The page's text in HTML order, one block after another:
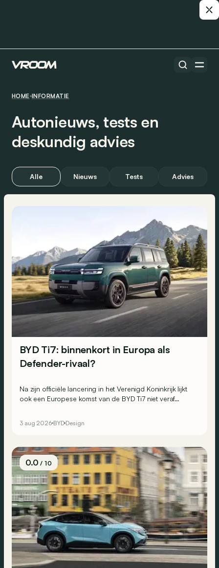
HOME INFORMATIE
Autonieuws, tests en
deskundig advies
Alle Nieuws Tests Advies
BYD Ti7: binnenkort in Europa als
Defender-rivaal?
Na zijn officiële lancering in het Verenigd Koninkrijk lijkt
ook een Europese komst van de BYD Ti7 niet veraf…
3 aug 2026 BYD Design
0.0/ 10